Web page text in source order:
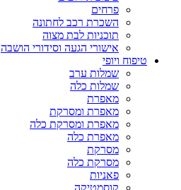
פרחים
השכרת רכב לחתונה
תוכניות לבת מצוה
אישורי הגעה וסידורי הושבה
טיפוח ויופי
שמלות ערב
שמלות כלה
מאפרת
מאפרת ומסרקת
מאפרת ומסרקת כלה
מאפרת כלה
מסרקת
מסרקת כלה
פאניות
קוסמטיקה